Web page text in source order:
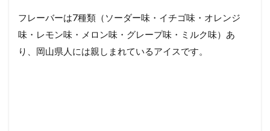
フレーバーは7種類（ソーダー味・イチゴ味・オレンジ
味・レモン味・メロン味・グレープ味・ミルク味）あ
り、岡山県人には親しまれているアイスです。